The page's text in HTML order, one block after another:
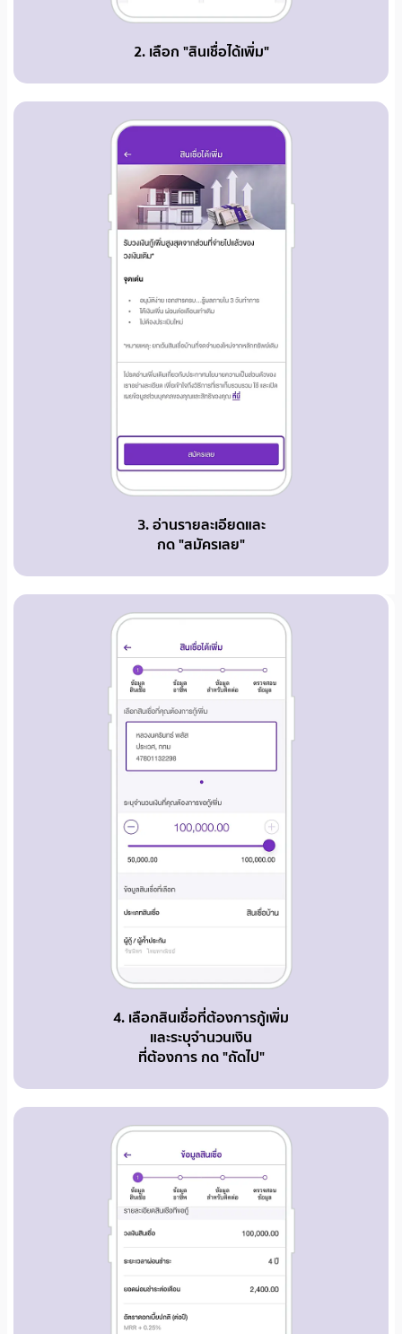
2. เลือก "สินเชื่อได้เพิ่ม"
3. อ่านรายละเอียดและ
กด "สมัครเลย"
4. เลือกสินเชื่อที่ต้องการกู้เพิ่ม
และระบุจำนวนเงิน
ที่ต้องการ กด "ถัดไป"